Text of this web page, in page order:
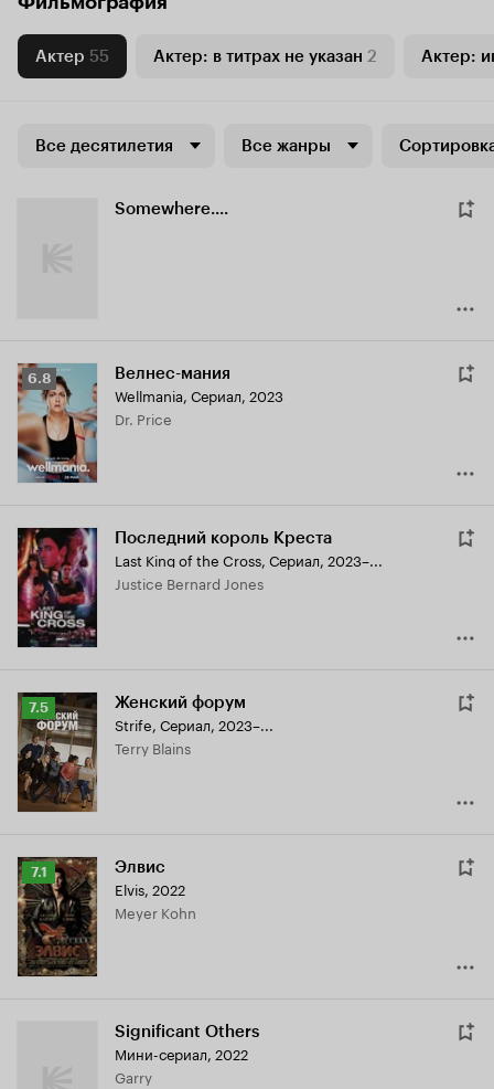
Актер 55 Актер: в титрах не указан 2 Актер:
Все десятилетия Все жанры
Somewhere....
Рейтинг
Кинопоиска
6.8
6.8 Велнес-мания
Wellmania, Сериал, 2023
Dr. Price
Последний король Креста
Last King of the Cross, Сериал, 2023–...
Justice Bernard Jones
Рейтинг
Кинопоиска
7.5
7.5 Женский форум
Strife, Сериал, 2023–...
Terry Blains
Рейтинг
Кинопоиска
7.1
7.1 Элвис
Elvis, 2022
Meyer Kohn
Significant Others
Мини-сериал, 2022
Garry